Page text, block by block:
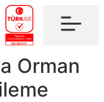
Orman